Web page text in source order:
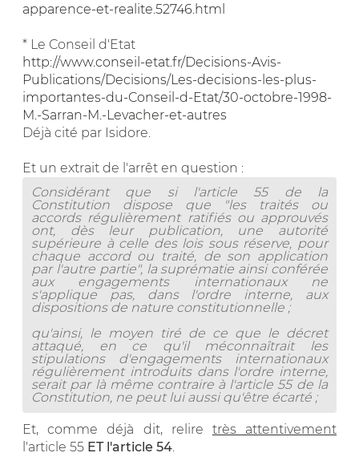
apparence-et-realite.52746.html
* Le Conseil d'Etat
http://www.conseil-etat.fr/Decisions-Avis-
Publications/Decisions/Les-decisions-les-plus-
importantes-du-Conseil-d-Etat/30-octobre-1998-
M.-Sarran-M.-Levacher-et-autres
Déjà cité par Isidore.
Et un extrait de l'arrêt en question :
Considérant que si l'article 55 de la
Constitution dispose que "les traités ou
accords régulièrement ratifiés ou approuvés
ont, dès leur publication, une autorité
supérieure à celle des lois sous réserve, pour
chaque accord ou traité, de son application
par l'autre partie", la suprématie ainsi conférée
aux engagements internationaux ne
s'applique pas, dans l'ordre interne, aux
dispositions de nature constitutionnelle ;
qu'ainsi, le moyen tiré de ce que le décret
attaqué, en ce qu'il méconnaîtrait les
stipulations d'engagements internationaux
régulièrement introduits dans l'ordre interne,
serait par là même contraire à l'article 55 de la
Constitution, ne peut lui aussi qu'être écarté ;
Et, comme déjà dit, relire très attentivement
l'article 55 ET l'article 54.